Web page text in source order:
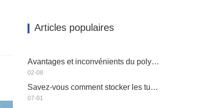
Articles populaires
Avantages et inconvénients du polyéthylène HAUTE DENSITÉ PEHD
02-08
Savez-vous comment stocker les tuyaux en plastique?
07-01